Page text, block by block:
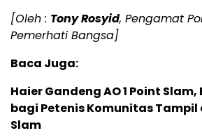
[Oleh : Tony Rosyid, Pengamat
Pemerhati Bangsa]
Baca Juga:
Haier Gandeng AO 1 Point
bagi Petenis Komunitas Tampil
Slam